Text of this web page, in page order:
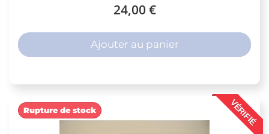
24,00 €
Ajouter au panier
VÉRIFIÉ
Rupture de stock